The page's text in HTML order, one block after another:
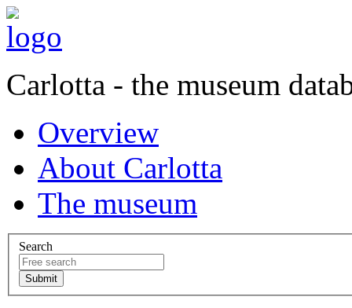
Carlotta - the museum
Overview
About Carlotta
The museum
Search